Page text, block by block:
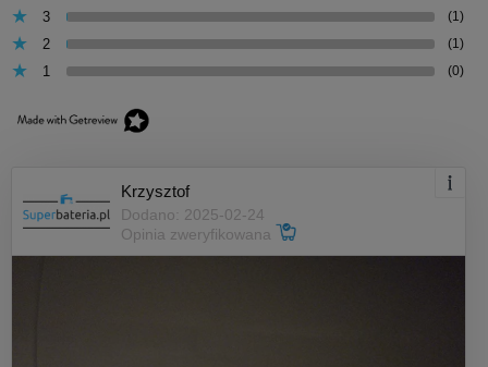
3 (1)
2 (1)
1 (0)
Krzysztof
Dodano: 2025-02-24
Opinia zweryfikowana